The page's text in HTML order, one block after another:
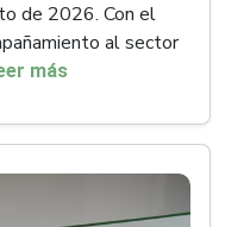
de 2026. Con el
al sector
más